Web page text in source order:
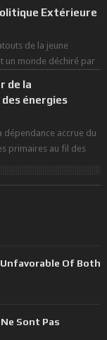
Extérieure
de la jeune
un monde déchiré par
de la
énergies
dépendance accrue du
primaires au fil des
Of Both
Sont Pas